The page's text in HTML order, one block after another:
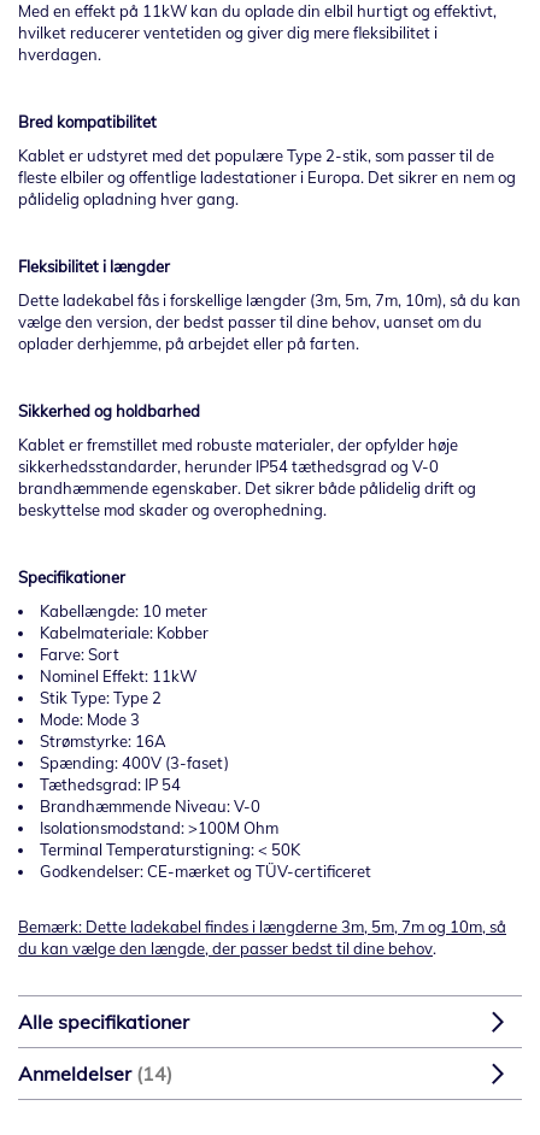
Med en effekt på 11kW kan du oplade din elbil hurtigt og effektivt,
hvilket reducerer ventetiden og giver dig mere fleksibilitet i
hverdagen.
Bred kompatibilitet
Kablet er udstyret med det populære Type 2-stik, som passer til de
fleste elbiler og offentlige ladestationer i Europa. Det sikrer en nem og
pålidelig opladning hver gang.
Fleksibilitet i længder
Dette ladekabel fås i forskellige længder (3m, 5m, 7m, 10m), så du kan
vælge den version, der bedst passer til dine behov, uanset om du
oplader derhjemme, på arbejdet eller på farten.
Sikkerhed og holdbarhed
Kablet er fremstillet med robuste materialer, der opfylder høje
sikkerhedsstandarder, herunder IP54 tæthedsgrad og V-0
brandhæmmende egenskaber. Det sikrer både pålidelig drift og
beskyttelse mod skader og overophedning.
Specifikationer
Kabellængde: 10 meter
Kabelmateriale: Kobber
Farve: Sort
Nominel Effekt: 11kW
Stik Type: Type 2
Mode: Mode 3
Strømstyrke: 16A
Spænding: 400V (3-faset)
Tæthedsgrad: IP 54
Brandhæmmende Niveau: V-0
Isolationsmodstand: >100M Ohm
Terminal Temperaturstigning: < 50K
Godkendelser: CE-mærket og TÜV-certificeret
Bemærk: Dette ladekabel findes i længderne 3m, 5m, 7m og 10m, så
du kan vælge den længde, der passer bedst til dine behov.
Alle specifikationer
Anmeldelser 14